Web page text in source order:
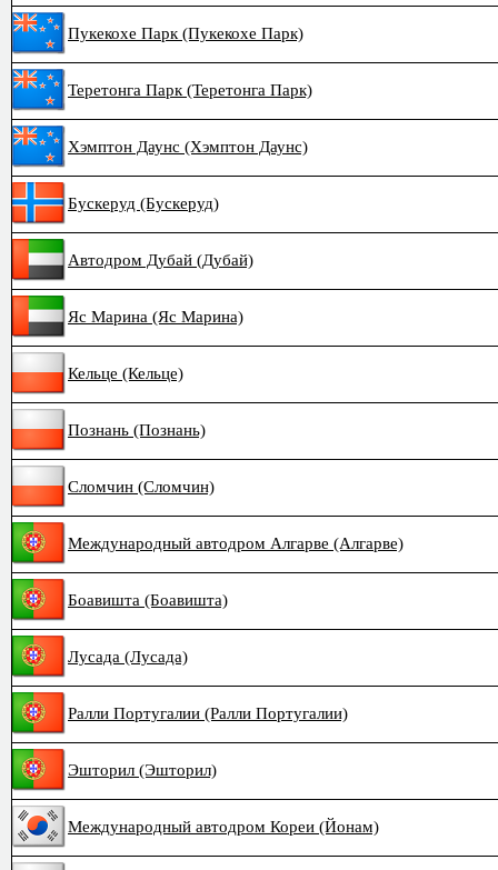
Пукекохе Парк (Пукекохе Парк)
Теретонга Парк (Теретонга Парк)
Хэмптон Даунс (Хэмптон Даунс)
Бускеруд (Бускеруд)
Автодром Дубай (Дубай)
Яс Марина (Яс Марина)
Кельце (Кельце)
Познань (Познань)
Сломчин (Сломчин)
Международный автодром Алгарве (Алгарве)
Боавишта (Боавишта)
Лусада (Лусада)
Ралли Португалии (Ралли Португалии)
Эшторил (Эшторил)
Международный автодром Кореи (Йонам)